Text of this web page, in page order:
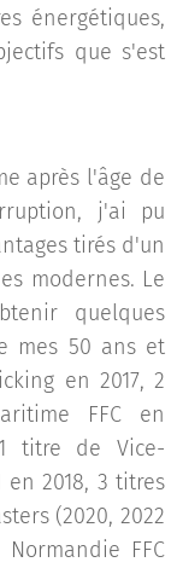
énergétiques,
que s'est
après l'âge de
j'ai pu
tirés d'un
modernes. Le
quelques
mes 50 ans et
en 2017, 2
FFC en
titre de Vice-
en 2018, 3 titres
(2020, 2022
FFC